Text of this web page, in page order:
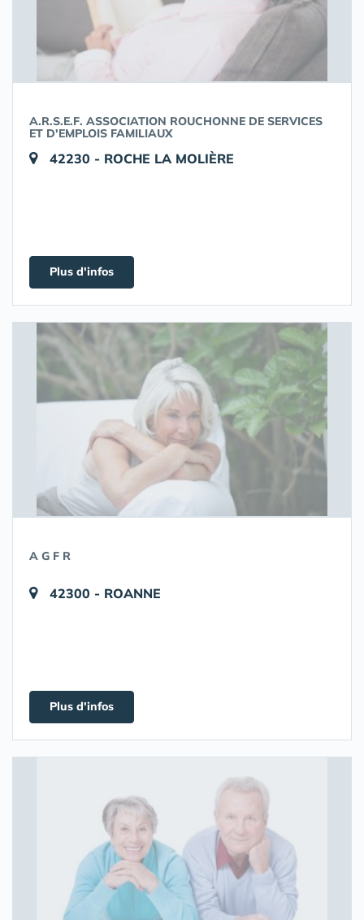
A.R.S.E.F. ASSOCIATION ROUCHONNE DE SERVICES
ET D'EMPLOIS FAMILIAUX
42230 - ROCHE LA MOLIÈRE
Plus d'infos
A G F R
42300 - ROANNE
Plus d'infos